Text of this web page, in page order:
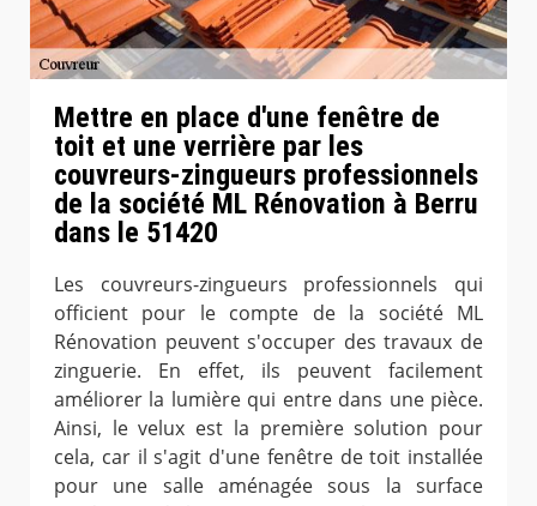
Mettre en place d'une fenêtre de
toit et une verrière par les
couvreurs-zingueurs professionnels
de la société ML Rénovation à Berru
dans le 51420
Les couvreurs-zingueurs professionnels qui
officient pour le compte de la société ML
Rénovation peuvent s'occuper des travaux de
zinguerie. En effet, ils peuvent facilement
améliorer la lumière qui entre dans une pièce.
Ainsi, le velux est la première solution pour
cela, car il s'agit d'une fenêtre de toit installée
pour une salle aménagée sous la surface